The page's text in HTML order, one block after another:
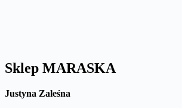
Sklep MARASKA
Justyna Zaleśna